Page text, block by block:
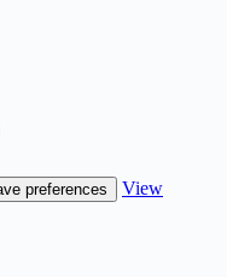
preferences
View